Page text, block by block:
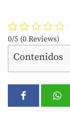
0/5 (0 Reviews)
Contenidos